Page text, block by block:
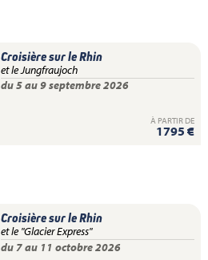
Croisière sur le Rhin
et le Jungfraujoch
du 5 au 9 septembre 2026
À PARTIR DE
1795 €
Croisière sur le Rhin
et le "Glacier Express"
du 7 au 11 octobre 2026